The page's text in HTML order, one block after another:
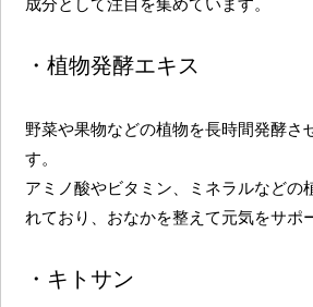
成分として注目を集めています。
・植物発酵エキス
野菜や果物などの植物を長時間発酵さ
す。
アミノ酸やビタミン、ミネラルなどの
れており、おなかを整えて元気をサポ
・キトサン